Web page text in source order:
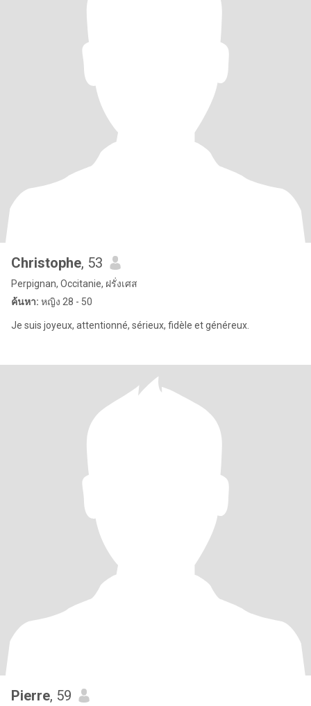
Christophe, 53
Perpignan, Occitanie, ฝรั่งเศส
ค้นหา: หญิง 28 - 50
Je suis joyeux, attentionné, sérieux, fidèle et généreux.
Pierre, 59